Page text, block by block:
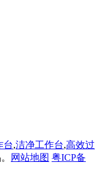
台,洁净工作台,高效过
网站地图 粤ICP备